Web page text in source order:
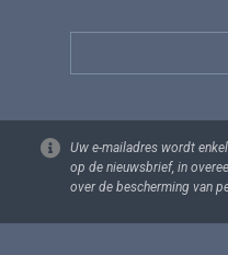
Uw e-mailadres wordt
op de nieuwsbrief, in
over de bescherming van